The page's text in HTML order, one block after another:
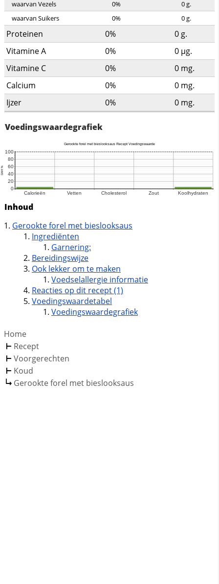
waarvan Vezels 0% 0g.
waarvan Suikers
0% 0g.
Proteinen 0% 0 g.
Vitamine A
0% 0 µg.
Vitamine C
0% 0 mg.
Calcium
0% 0 mg.
Ijzer
0% 0 mg.
Voedingswaardegrafiek
Inhoud
Gerookte forel met bieslooksaus
Ingrediënten
Garnering:
Bereidingswijze
Ook lekker om te maken
Voedselallergie informatie
Reacties op dit recept (1)
Voedingswaardetabel
Voedingswaardegrafiek
Home
Recept
Voorgerechten
Koud
Gerookte forel met bieslooksaus